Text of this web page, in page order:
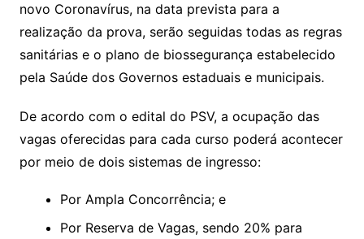
novo Coronavírus, na data prevista para a
realização da prova, serão seguidas todas as regras
sanitárias e o plano de biossegurança estabelecido
pela Saúde dos Governos estaduais e municipais.
De acordo com o edital do PSV, a ocupação das
vagas oferecidas para cada curso poderá acontecer
por meio de dois sistemas de ingresso:
Por Ampla Concorrência; e
Por Reserva de Vagas, sendo 20% para